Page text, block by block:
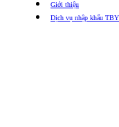
Giới thiệu
Dịch vụ nhập khẩu